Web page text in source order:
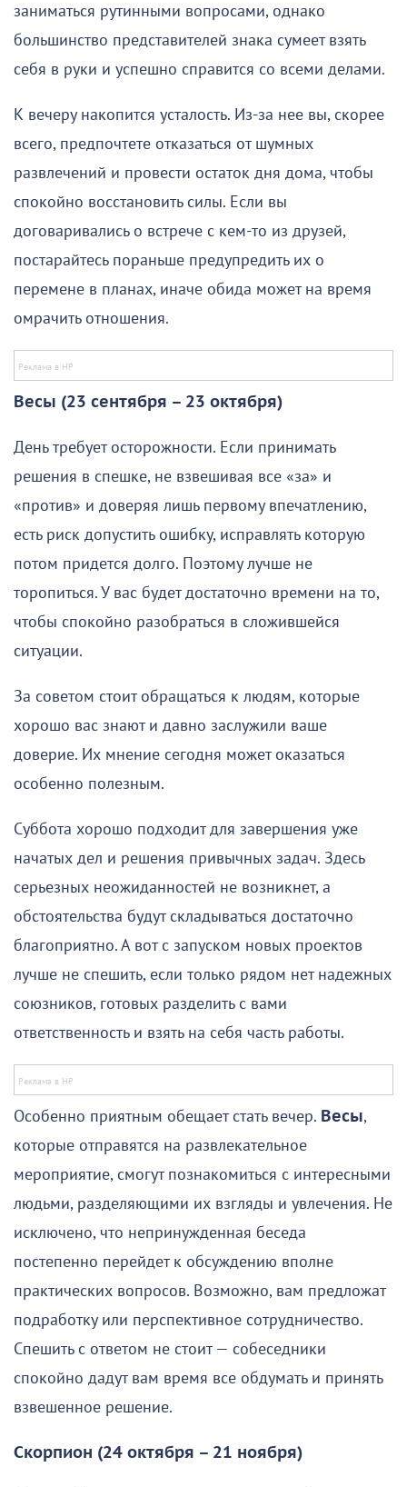
заниматься рутинными вопросами, однако
большинство представителей знака сумеет взять
себя в руки и успешно справится со всеми делами.
К вечеру накопится усталость. Из-за нее вы, скорее
всего, предпочтете отказаться от шумных
развлечений и провести остаток дня дома, чтобы
спокойно восстановить силы. Если вы
договаривались о встрече с кем-то из друзей,
постарайтесь пораньше предупредить их о
перемене в планах, иначе обида может на время
омрачить отношения.
Весы (23 сентября – 23 октября)
День требует осторожности. Если принимать
решения в спешке, не взвешивая все «за» и
«против» и доверяя лишь первому впечатлению,
есть риск допустить ошибку, исправлять которую
потом придется долго. Поэтому лучше не
торопиться. У вас будет достаточно времени на то,
чтобы спокойно разобраться в сложившейся
ситуации.
За советом стоит обращаться к людям, которые
хорошо вас знают и давно заслужили ваше
доверие. Их мнение сегодня может оказаться
особенно полезным.
Суббота хорошо подходит для завершения уже
начатых дел и решения привычных задач. Здесь
серьезных неожиданностей не возникнет, а
обстоятельства будут складываться достаточно
благоприятно. А вот с запуском новых проектов
лучше не спешить, если только рядом нет надежных
союзников, готовых разделить с вами
ответственность и взять на себя часть работы.
Особенно приятным обещает стать вечер. Весы,
которые отправятся на развлекательное
мероприятие, смогут познакомиться с интересными
людьми, разделяющими их взгляды и увлечения. Не
исключено, что непринужденная беседа
постепенно перейдет к обсуждению вполне
практических вопросов. Возможно, вам предложат
подработку или перспективное сотрудничество.
Спешить с ответом не стоит — собеседники
спокойно дадут вам время все обдумать и принять
взвешенное решение.
Скорпион (24 октября – 21 ноября)